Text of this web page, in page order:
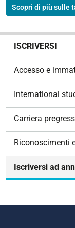
Scopri di più sulle
ISCRIVERSI
Accesso e
International
Carriera
Riconoscimenti
Iscriversi ad